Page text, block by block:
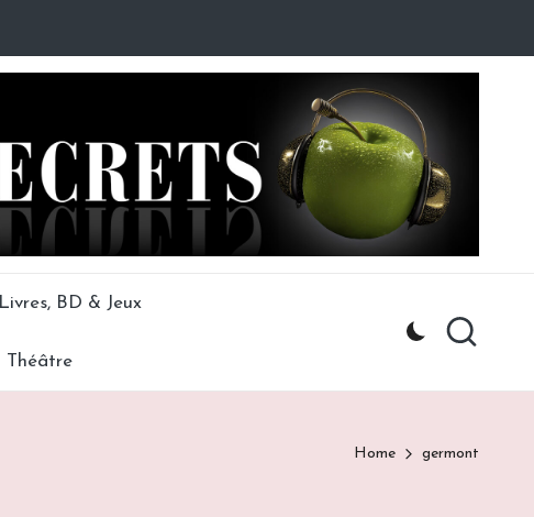
Livres, BD & Jeux
Théâtre
Home germont